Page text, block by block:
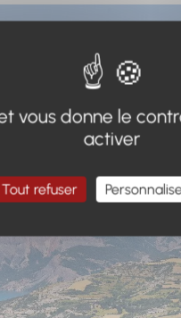
vous donne le
activer
Tout refuser